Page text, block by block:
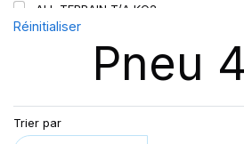
126/123
ALL TERRAIN T/A KO2
ALL TERRAIN T/A KO3
AT/TA KO3 LRD
AT/TA KO3 LRF
AT70
AT100
Réinitialiser
Pneu
Trier par